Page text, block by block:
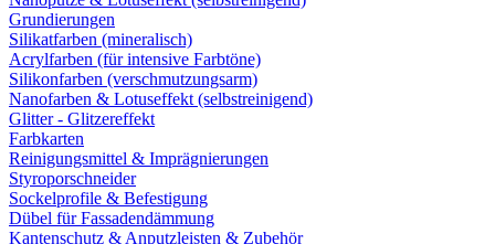
Grundierungen
Silikatfarben (mineralisch)
Acrylfarben (für intensive Farbtöne)
Silikonfarben (verschmutzungsarm)
Nanofarben & Lotuseffekt (selbstreinigend)
Glitter - Glitzereffekt
Farbkarten
Reinigungsmittel & Imprägnierungen
Styroporschneider
Sockelprofile & Befestigung
Dübel für Fassadendämmung
Kantenschutz & Anputzleisten & Zubehör